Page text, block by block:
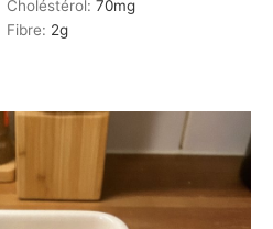
Choléstérol: 70mg
Fibre: 2g